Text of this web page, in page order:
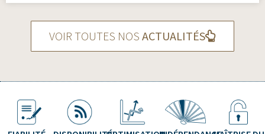
VOIR TOUTES NOS ACTUALITÉS